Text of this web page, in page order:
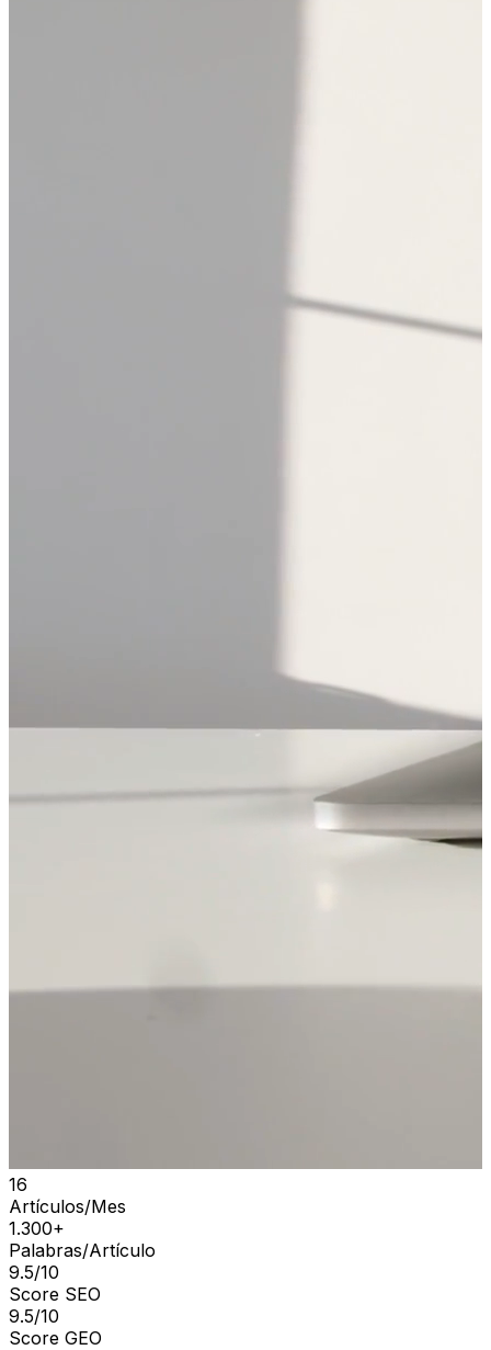
16
Artículos/Mes
1.300+
Palabras/Artículo
9.5/10
Score SEO
9.5/10
Score GEO